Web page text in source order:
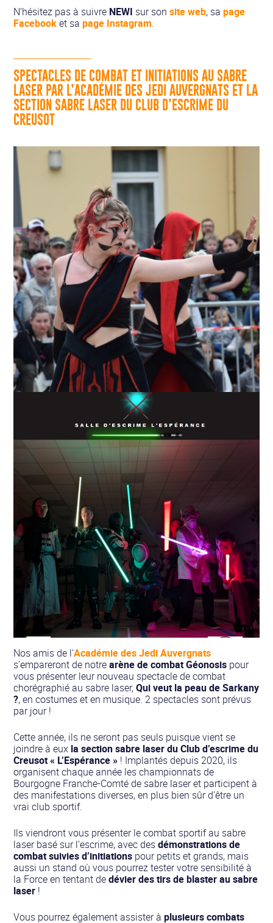
N’hésitez pas à suivre NEWI sur sonsite web, sapage
Facebooket sapage Instagram.
SPECTACLES DE COMBAT ET INITIATIONS AU SABRE
LASER PAR L’ACADÉMIE DES JEDI AUVERGNATS ET LA
SECTION SABRE LASER DU CLUB D’ESCRIME DU
CREUSOT
Nos amis de l’Académie des Jedi Auvergnats
s’empareront de notrearène de combat Géonosis pour
vous présenter leur nouveau spectacle de combat
chorégraphié au sabre laser,Qui veut la peau de Sarkany
?, en costumes et en musique. 2 spectacles sont prévus
par jour !
Cette année, ils ne seront pas seuls puisque vient se
joindre à eux la section sabre laser du Club d’escrime du
Creusot« L’Espérance » ! Implantés depuis 2020, ils
organisent chaque année les championnats de
Bourgogne Franche-Comté de sabre laser et participent à
des manifestations diverses, en plus bien sûr d’être un
vrai club sportif.
Ils viendront vous présenter le combat sportif au sabre
laser basé sur l’escrime, avec desdémonstrations de
combat suivies d’initiations pour petits et grands, mais
aussi un stand où vous pourrez tester votre sensibilité à
la Force en tentant dedévier des tirs de blaster au sabre
laser !
Vous pourrez également assister àplusieurs combats